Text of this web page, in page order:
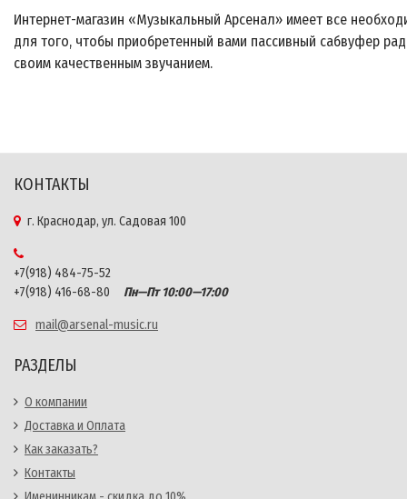
Интернет-магазин «Музыкальный Арсенал» имеет все
для того, чтобы приобретенный вами пассивный сабвуфер
своим качественным звучанием.
КОНТАКТЫ
г. Краснодар, ул. Садовая 100
+7(918) 484-75-52
+7(918) 416-68-80
Пн—Пт 10:00—17:00
mail@arsenal-music.ru
РАЗДЕЛЫ
О компании
Доставка и Оплата
Как заказать?
Контакты